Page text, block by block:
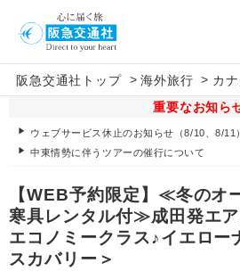
阪急交通社トップ > 海外旅行 > カ
重要なお知ら
ウェブサービス休止のお知らせ（8/10、8/11）
中東情勢に伴うツアーの催行について
【WEB予約限定】≪冬のオ
寒具レンタル付≫成田発エ
エコノミークラス♪イエロー
スカバリー＞